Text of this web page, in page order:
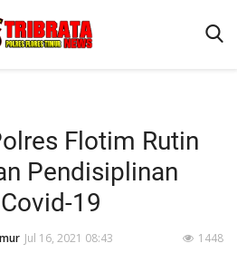
Flotim Rutin
Pendisiplinan
19
Jul 16, 2021 08:43 1448